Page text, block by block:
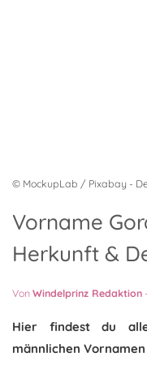
© MockupLab / Pixabay -
Vorname
Herkunft &
VonWindelprinz Redaktion -
Hier findest du
männlichen